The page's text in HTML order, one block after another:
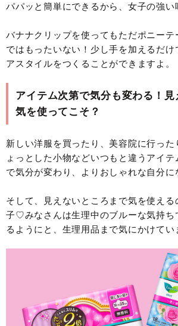
パパッと簡単にできるから、女子の強
バナナクリップを使ってもただポニーテ
ではもったいない！少し手を加えるだ
アスタイルをつくることができますよ。
アイテム次第で気分も変わる！見
気を使ってこそ？
新しい洋服を買ったり、美容院に行った
ょっとした小物などいつもと違うアイ
で気分が変わり、よりおしゃれな自分に
そして、見えないところまで気を使え
子♡みなさんは生理中のブルーな気持ち
るようにと、生理用品まで気にかけてい